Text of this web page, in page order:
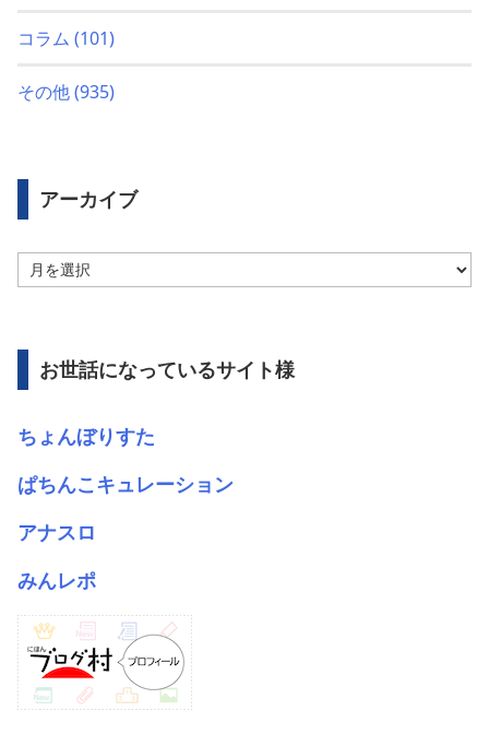
コラム (101)
その他(935)
アーカイブ
ー
ブ
お世話になっているサイト様
ちょんぼりすた
ぱちんこキュレーション
アナスロ
みんレポ